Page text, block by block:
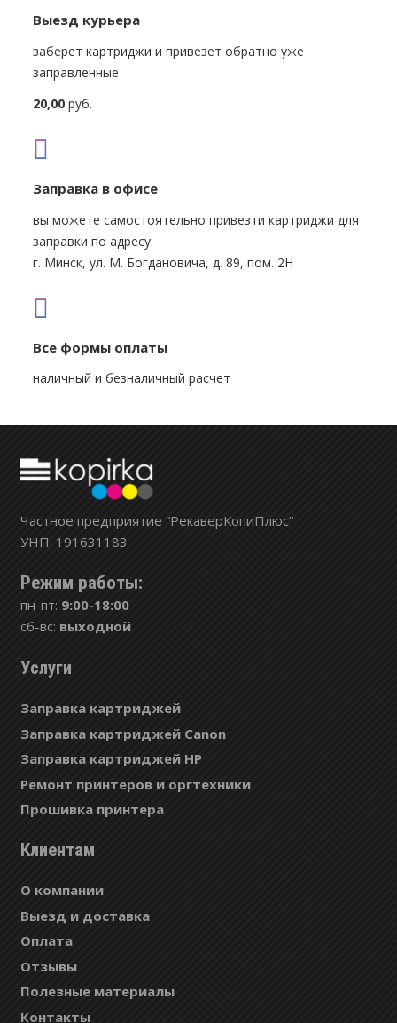
Выезд курьера
заберет картриджи и привезет обратно уже
заправленные
20,00руб.
Заправка в офисе
вы можете самостоятельно привезти картриджи для
заправки по адресу:
г. Минск, ул. М. Богдановича, д. 89, пом. 2Н
Все формы оплаты
наличный и безналичный расчет
Частное предприятие “РекаверКопиПлюс”
УНП: 191631183
Режим работы:
пн-пт: 9:00-18:00
сб-вс: выходной
Услуги
Заправка картриджей
Заправка картриджей Canon
Заправка картриджей HP
Ремонт принтеров и оргтехники
Прошивка принтера
Клиентам
О компании
Выезд и доставка
Оплата
Отзывы
Полезные материалы
Контакты